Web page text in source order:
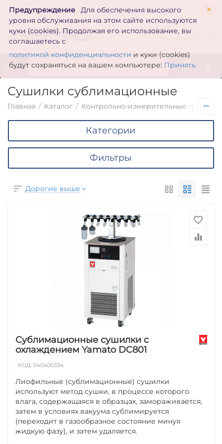
×
Предупреждение
Для обеспечения высокого
уровня обслуживания на этом сайте используются
куки (cookies). Продолжая его использование, вы
соглашаетесь с
политикой конфиденциальности и куки (cookies)
будут сохраняться на вашем компьютере: Принять
zakaz@inmarkon.ru
0
Сушилки сублимационные
Главная / Каталог / Контрольно-измерительные
Категории
Фильтры
Дорогие выше
Сублимационные сушилки с
охлаждением Yamato DC801
КОД:1140400334
Лиофильные (сублимационные) сушилки
используют метод сушки, в процессе которого
влага, содержащаяся в образцах, замораживается,
затем в условиях вакуума сублимируется
(переходит в газообразное состояние минуя
жидкую фазу), и затем удаляется.